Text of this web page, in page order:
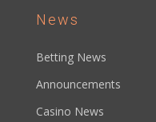
News
Betting News
Announcements
Casino News